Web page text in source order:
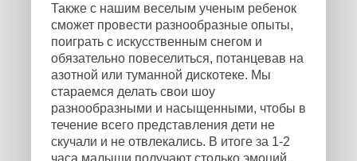
Также с нашим веселым ученым ребенок
сможет провести разнообразные опыты,
поиграть с искусственным снегом и
обязательно повеселиться, потанцевав на
азотной или туманной дискотеке. Мы
стараемся делать свои шоу
разнообразными и насыщенными, чтобы в
течение всего представления дети не
скучали и не отвлекались. В итоге за 1-2
часа малыши получают столько эмоций,